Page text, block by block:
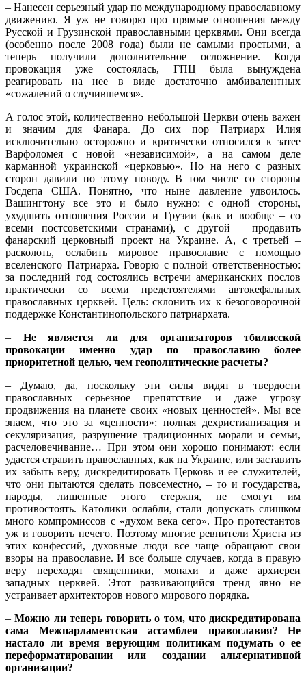
– Нанесен серьезный удар по международному православному
движению. Я уж не говорю про прямые отношения между
Русской и Грузинской православными церквями. Они всегда
(особенно после 2008 года) были не самыми простыми, а
теперь получили дополнительное осложнение. Когда
провокация уже состоялась, ГПЦ была вынуждена
реагировать на нее в виде достаточно амбивалентных
«сожалений о случившемся».
А голос этой, количественно небольшой Церкви очень важен
и значим для Фанара. До сих пор Патриарх Илия
исключительно осторожно и критически относился к затее
Варфоломея с новой «независимой», а на самом деле
карманной украинской «церковью». Но на него с разных
сторон давили по этому поводу. В том числе со стороны
Госдепа США. Понятно, что ныне давление удвоилось.
Вашингтону все это и было нужно: с одной стороны,
ухудшить отношения России и Грузии (как и вообще – со
всеми постсоветскими странами), с другой – продавить
фанарский церковный проект на Украине. А, с третьей –
расколоть, ослабить мировое православие с помощью
вселенского Патриарха. Говорю с полной ответственностью:
за последний год состоялись встречи американских послов
практически со всеми предстоятелями автокефальных
православных церквей. Цель: склонить их к безоговорочной
поддержке Константинопольского патриархата.
– Не является ли для организаторов тбилисской
провокации именно удар по православию более
приоритетной целью, чем геополитические расчеты?
– Думаю, да, поскольку эти силы видят в твердости
православных серьезное препятствие и даже угрозу
продвижения на планете своих «новых ценностей». Мы все
знаем, что это за «ценности»: полная дехристианизация и
секуляризация, разрушение традиционных морали и семьи,
расчеловечивание… При этом они хорошо понимают: если
удастся стравить православных, как на Украине, или заставить
их забыть веру, дискредитировать Церковь и ее служителей,
что они пытаются сделать повсеместно, – то и государства,
народы, лишенные этого стержня, не смогут им
противостоять. Католики ослабли, стали допускать слишком
много компромиссов с «духом века сего». Про протестантов
уж и говорить нечего. Поэтому многие ревнители Христа из
этих конфессий, духовные люди все чаще обращают свои
взоры на православие. И все больше случаев, когда в правую
веру переходят священники, монахи и даже архиереи
западных церквей. Этот развивающийся тренд явно не
устраивает архитекторов нового мирового порядка.
–Можно ли теперь говорить о том, что дискредитирована
сама Межпарламентская ассамблея православия? Не
настало ли время верующим политикам подумать о ее
переформатировании или создании альтернативной
организации?